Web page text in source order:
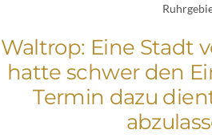
Waltrop: Eine Stadt
hatte schwer den
Termin dazu